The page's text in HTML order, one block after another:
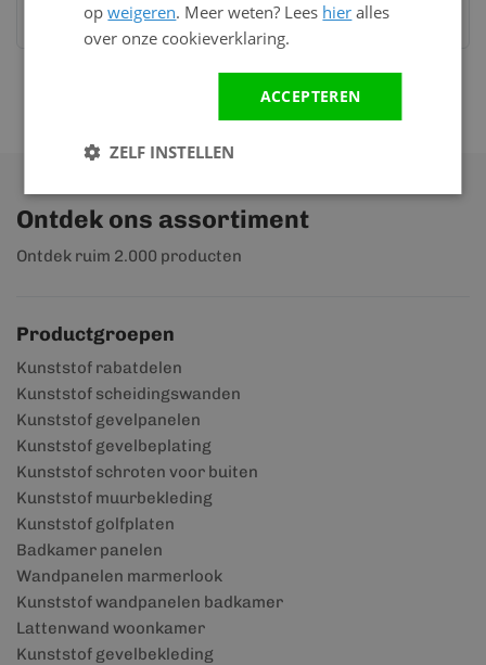
Stuur ons een bericht opWhatsapp
Ontdek ons assortiment
Ontdek ruim 2.000 producten
Productgroepen
Kunststof rabatdelen
Kunststof scheidingswanden
Kunststof gevelpanelen
Kunststof gevelbeplating
Kunststof schroten voor buiten
Kunststof muurbekleding
Kunststof golfplaten
Badkamer panelen
Wandpanelen marmerlook
Kunststof wandpanelen badkamer
Lattenwand woonkamer
Kunststof gevelbekleding
opweigeren. Meer weten? Lees hier alles
over onze cookieverklaring.
ACCEPTEREN
ZELF INSTELLEN